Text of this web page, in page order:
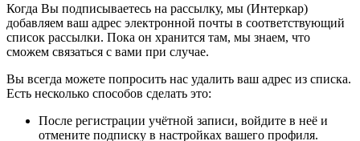
Когда Вы подписываетесь на рассылку, мы (Интеркар)
добавляем ваш адрес электронной почты в соответствующий
список рассылки. Пока он хранится там, мы знаем, что
сможем связаться с вами при случае.
Вы всегда можете попросить нас удалить ваш адрес из списка.
Есть несколько способов сделать это:
После регистрации учётной записи, войдите в неё и
отмените подписку в настройках вашего профиля.